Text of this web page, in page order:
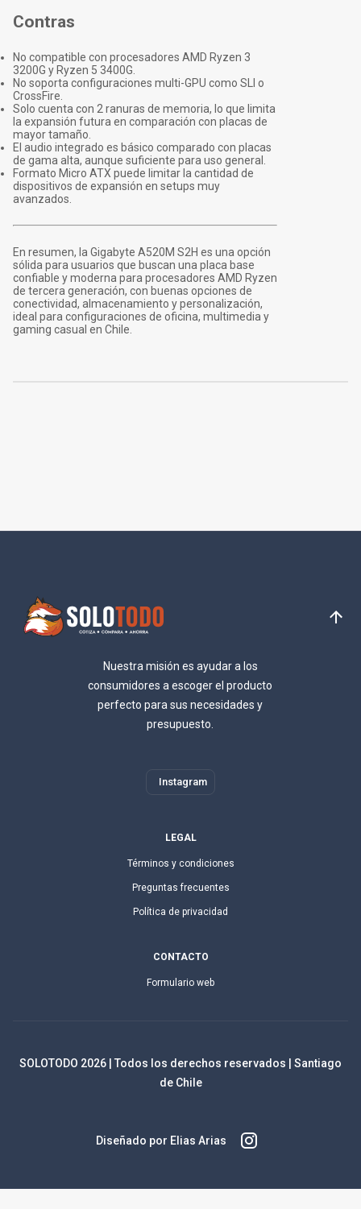
Contras
No compatible con procesadores AMD Ryzen 3
3200G y Ryzen 5 3400G.
No soporta configuraciones multi-GPU como SLI o
CrossFire.
Solo cuenta con 2 ranuras de memoria, lo que limita
la expansión futura en comparación con placas de
mayor tamaño.
El audio integrado es básico comparado con placas
de gama alta, aunque suficiente para uso general.
Formato Micro ATX puede limitar la cantidad de
dispositivos de expansión en setups muy
avanzados.
En resumen, la Gigabyte A520M S2H es una opción
sólida para usuarios que buscan una placa base
confiable y moderna para procesadores AMD Ryzen
de tercera generación, con buenas opciones de
conectividad, almacenamiento y personalización,
ideal para configuraciones de oficina, multimedia y
gaming casual en Chile.
Nuestra misión es ayudar a los
consumidores a escoger el producto
perfecto para sus necesidades y
presupuesto.
Instagram
LEGAL
Términos y condiciones
Preguntas frecuentes
Política de privacidad
CONTACTO
Formulario web
SOLOTODO 2026 | Todos los derechos reservados | Santiago
de Chile
Diseñado por Elias Arias